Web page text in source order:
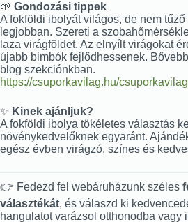
🌱 Gondozási tippek
A fokföldi ibolyát világos, de nem
legjobban. Szereti a
laza virágföldet. Az elnyílt virágokat
újabb bimbók fejlődhessenek.
blog szekciónkban.
https://csuporkavilag.hu/
✨ Kinek ajánljuk?
A fokföldi ibolya tökéletes választás
növénykedvelőknek egyaránt.
egész évben virágzó, színes és
👉 Fedezd fel webáruházunk széles
választékát, és válaszd ki
hangulatot varázsol otthonodba vagy